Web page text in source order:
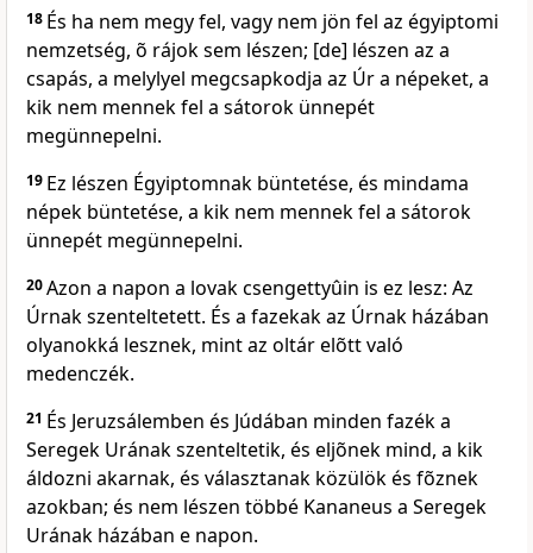
18 És ha nem megy fel, vagy nem jön fel az égyiptomi
nemzetség, õ rájok sem lészen; [de] lészen az a
csapás, a melylyel megcsapkodja az Úr a népeket, a
kik nem mennek fel a sátorok ünnepét
megünnepelni.
19 Ez lészen Égyiptomnak büntetése, és mindama
népek büntetése, a kik nem mennek fel a sátorok
ünnepét megünnepelni.
20Azon a napon a lovak csengettyûin is ez lesz: Az
Úrnak szenteltetett. És a fazekak az Úrnak házában
olyanokká lesznek, mint az oltár elõtt való
medenczék.
21 És Jeruzsálemben és Júdában minden fazék a
Seregek Urának szenteltetik, és eljõnek mind, a kik
áldozni akarnak, és választanak közülök és fõznek
azokban; és nem lészen többé Kananeus a Seregek
Urának házában e napon.